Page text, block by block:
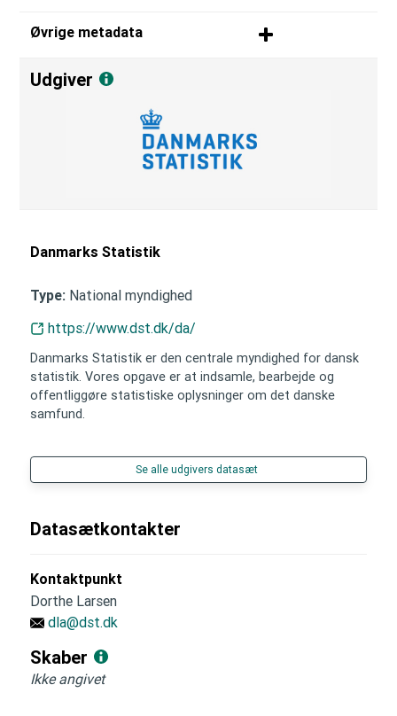
Øvrige metadata
Udgiver
Danmarks Statistik
Type: National myndighed
https://www.dst.dk/da/
Danmarks Statistik er den centrale myndighed for dansk
statistik. Vores opgave er at indsamle, bearbejde og
offentliggøre statistiske oplysninger om det danske
samfund.
Se alle udgivers datasæt
Datasætkontakter
Kontaktpunkt
Dorthe Larsen
dla@dst.dk
Skaber
Ikke angivet